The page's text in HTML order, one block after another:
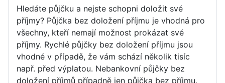
Hledáte půjčku a nejste schopni doložit své
příjmy? Půjčka bez doložení příjmu je vhodná pro
všechny, kteří nemají možnost prokázat své
příjmy. Rychlé půjčky bez doložení příjmu jsou
vhodné v případě, že vám schází několik tisíc
např. před výplatou. Nebankovní půjčky bez
doložení příjmů případně jen půjčka bez příjmu.